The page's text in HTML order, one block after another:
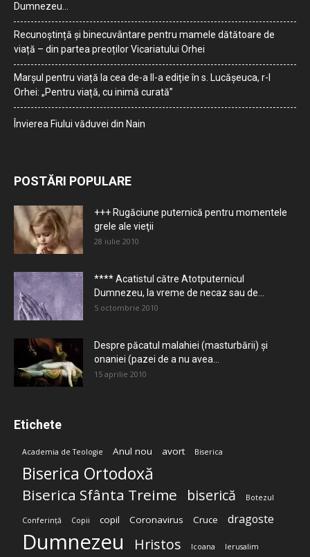
Dumnezeu…
Recunoștință și binecuvântare pentru mamele dătătoare de
viață – din partea preoților Vicariatului Orhei
Marșul pentru viață la cea de-a II-a ediție în s. Lucășeuca, r-l
Orhei: „Pentru viață, cu inimă curată”
Învierea Fiului văduvei din Nain
POSTĂRI POPULARE
+++ Rugăciune puternică pentru momentele
grele ale vieţii
28 iulie 2010
**** Acatistul către Atotputernicul
Dumnezeu, la vreme de necaz sau de...
5 octombrie 2010
Despre păcatul malahiei (masturbării) şi
onaniei (pazei de a nu avea...
15 aprilie 2010
Etichete
Academia de Teologie Anul nou avort Biserica
Biserica Ortodoxă
Biserica Sfânta Treime biserică Botezul
Conferință Copii copil Coronavirus Cruce dragoste
Dumnezeu Hristos Icoana Ierusalim